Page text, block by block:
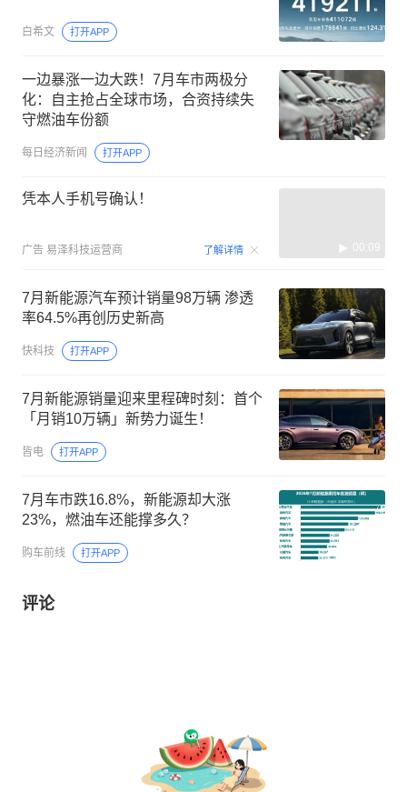
白希文 打开APP
一边暴涨一边大跌！7月车市两极分
化：自主抢占全球市场，合资持续失
守燃油车份额
每日经济新闻 打开APP
凭本人手机号确认！
广告 易泽科技运营商 了解详情 00:09
7月新能源汽车预计销量98万辆 渗透
率64.5%再创历史新高
快科技 打开APP
7月新能源销量迎来里程碑时刻：首个
「月销10万辆」新势力诞生！
皆电 打开APP
7月车市跌16.8%，新能源却大涨
23%，燃油车还能撑多久？
购车前线 打开APP
评论